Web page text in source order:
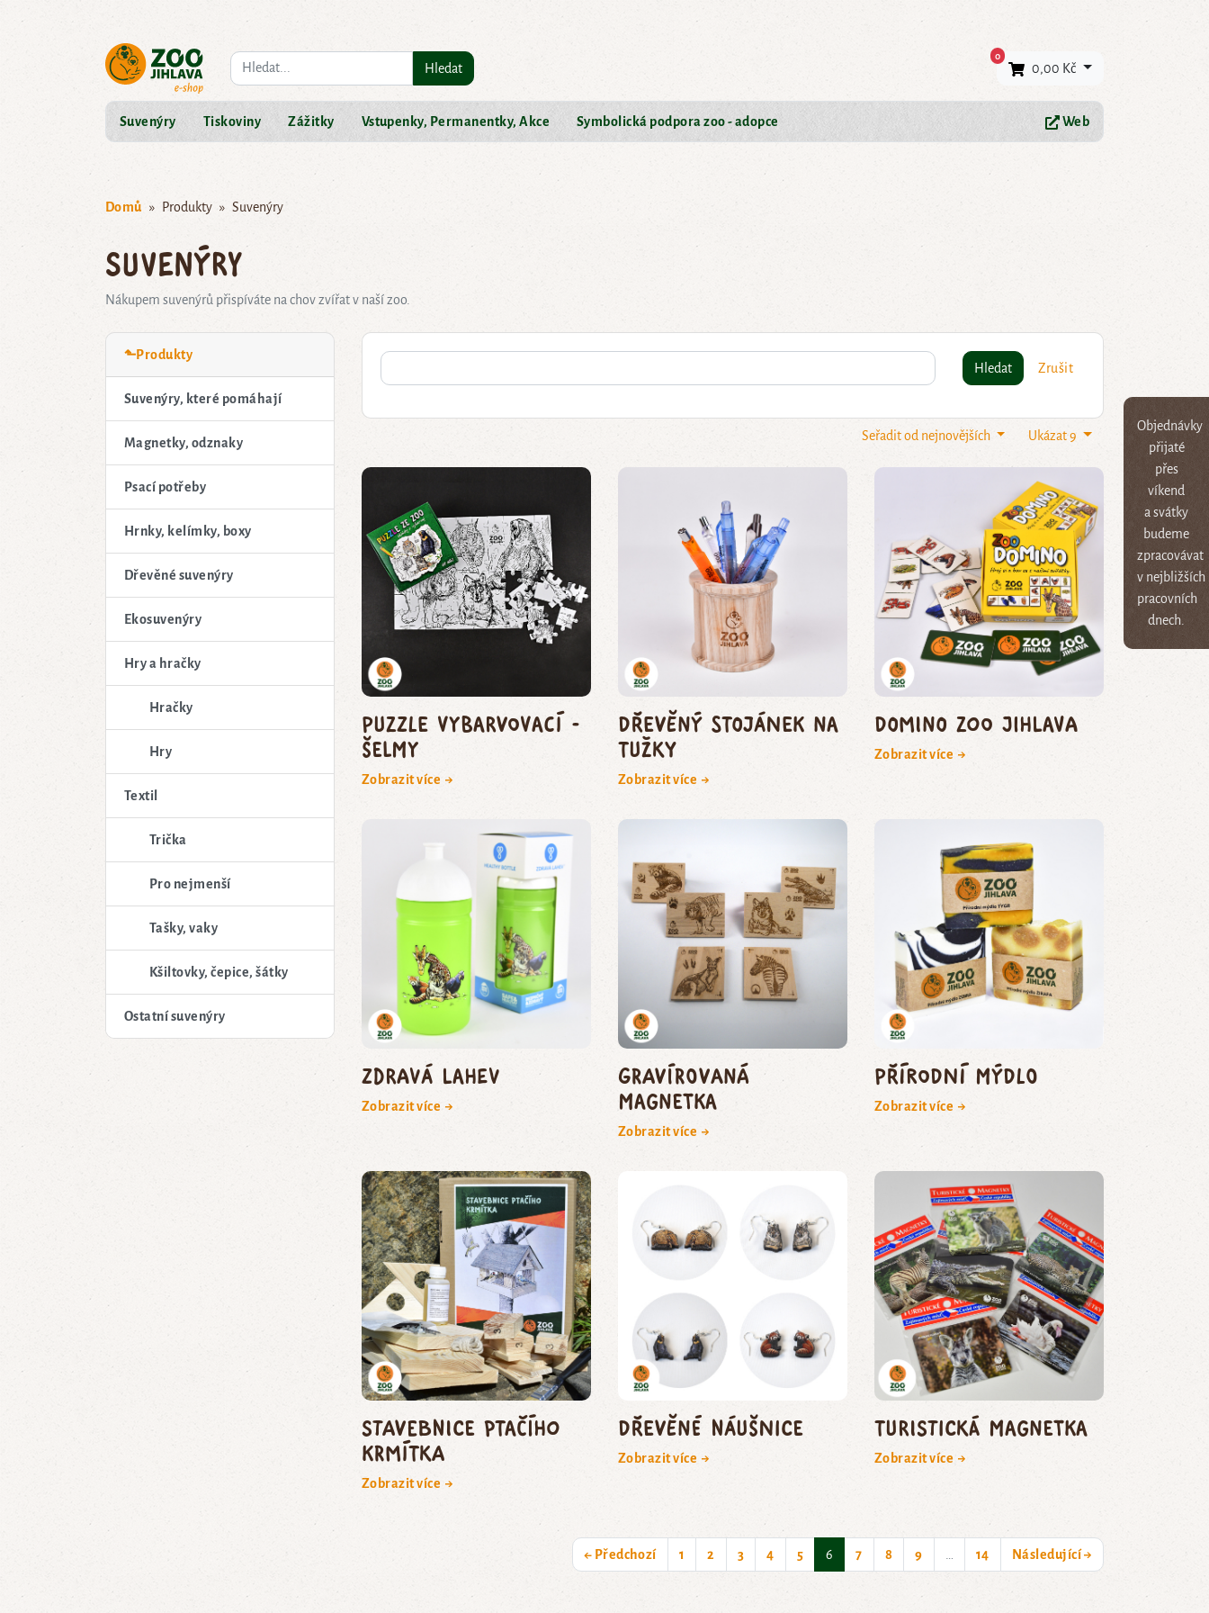
Objednávky
přijaté
přes
víkend
a svátky
budeme
zpracovávat
v nejbližších
pracovních
dnech.
Co hledáte? Hledat
0×
0,00 Kč
Suvenýry Tiskoviny Zážitky Vstupenky, Permanentky, Akce Symbolická podpora zoo - adopce Web
Domů Produkty Suvenýry
Suvenýry
Nákupem suvenýrů přispíváte na chov zvířat v naší zoo.
⬑Produkty
Suvenýry, které pomáhají
Magnetky, odznaky
Psací potřeby
Hrnky, kelímky, boxy
Dřevěné suvenýry
Ekosuvenýry
Hry a hračky
Hračky
Hry
Textil
Trička
Pro nejmenší
Tašky, vaky
Kšiltovky, čepice, šátky
Ostatní suvenýry
Hledat Zrušit
Ukázat 9
Seřadit od nejnovějších
Puzzle vybarvovací -
šelmy
Zobrazit více →
Dřevěný stojánek na
tužky
Zobrazit více →
Domino Zoo Jihlava
Zobrazit více →
Zdravá lahev
Zobrazit více →
Gravírovaná
magnetka
Zobrazit více →
Přírodní mýdlo
Zobrazit více →
Stavebnice ptačího
krmítka
Zobrazit více →
Dřevěné náušnice
Zobrazit více →
Turistická magnetka
Zobrazit více →
← Předchozí 1 2 3 4 5 6 (current)
7 8 9 14 Následující →